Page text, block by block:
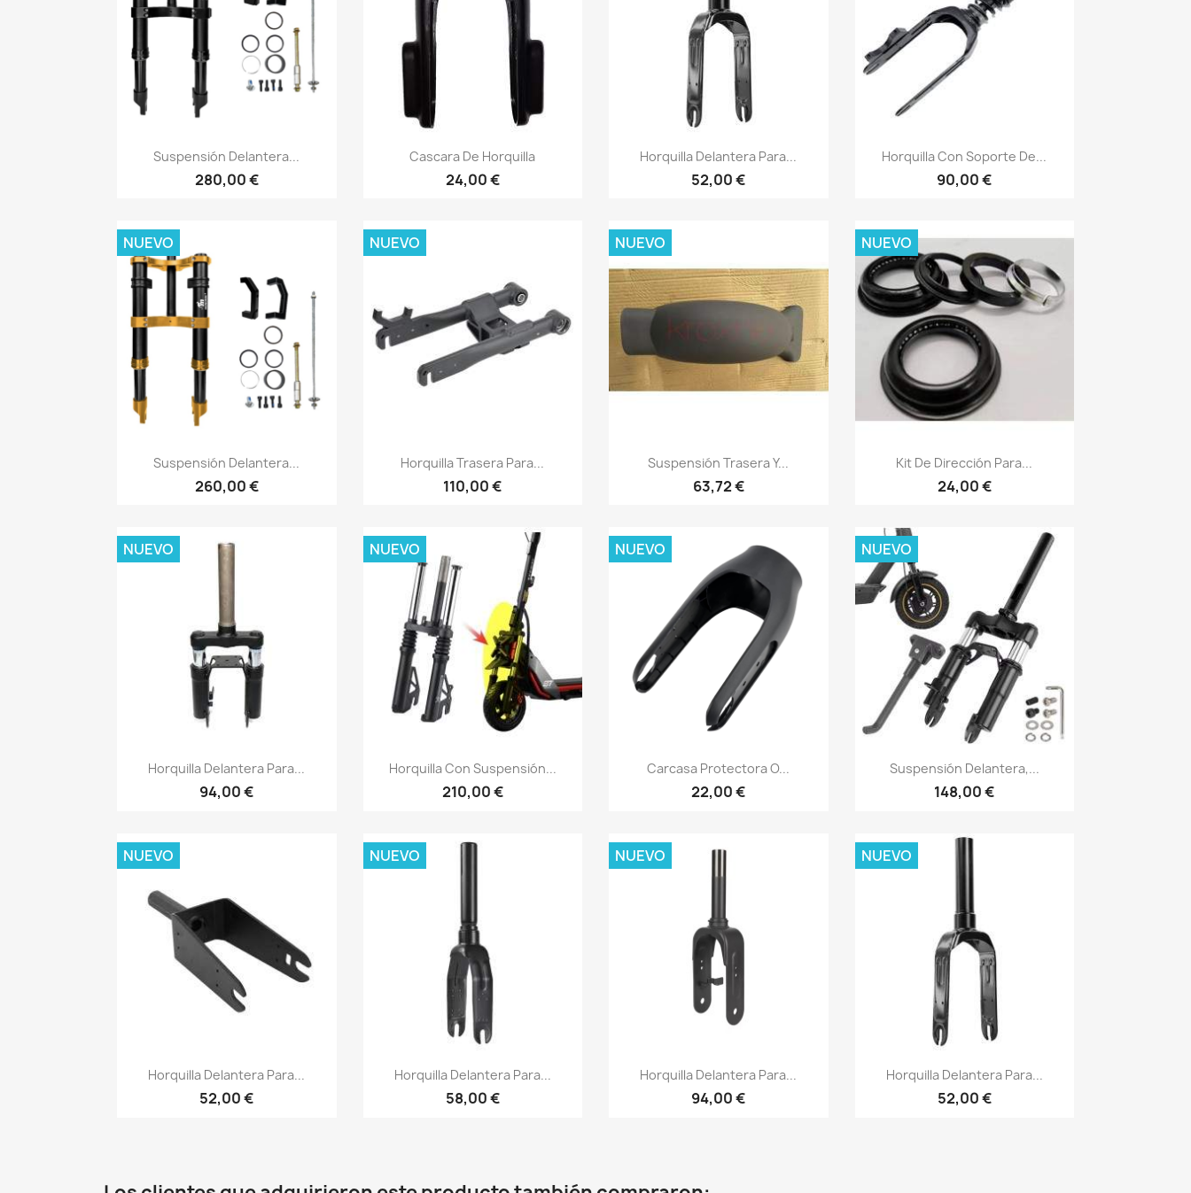
Vista rápida
Suspensión Delantera...
280,00 €
Vista rápida
Cascara De Horquilla
24,00 €
Vista rápida
Horquilla Delantera Para...
52,00 €
Vista rápida
Horquilla Con Soporte De...
90,00 €
Vista rápida
Suspensión Delantera...
260,00 €
NUEVO
Vista rápida
Horquilla Trasera Para...
110,00 €
NUEVO
Vista rápida
Suspensión Trasera Y...
63,72 €
NUEVO
 Vista rápida
Kit De Dirección Para...
24,00 €
NUEVO
Vista rápida
Horquilla Delantera Para...
94,00 €
NUEVO
Vista rápida
Horquilla Con Suspensión...
210,00 €
NUEVO
Vista rápida
Carcasa Protectora O...
22,00 €
NUEVO
Vista rápida
Suspensión Delantera,...
148,00 €
NUEVO
Vista rápida
Horquilla Delantera Para...
52,00 €
NUEVO
Vista rápida
Horquilla Delantera Para...
58,00 €
NUEVO
Vista rápida
Horquilla Delantera Para...
94,00 €
NUEVO
Vista rápida
Horquilla Delantera Para...
52,00 €
NUEVO